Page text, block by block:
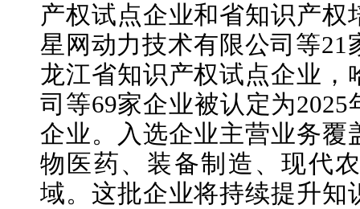
产权试点企业和省知识产
星网动力技术有限公司等21
龙江省知识产权试点企业
司等69家企业被认定为
企业。入选企业主营业务覆
物医药、装备制造、现代
域。这批企业将持续提升知